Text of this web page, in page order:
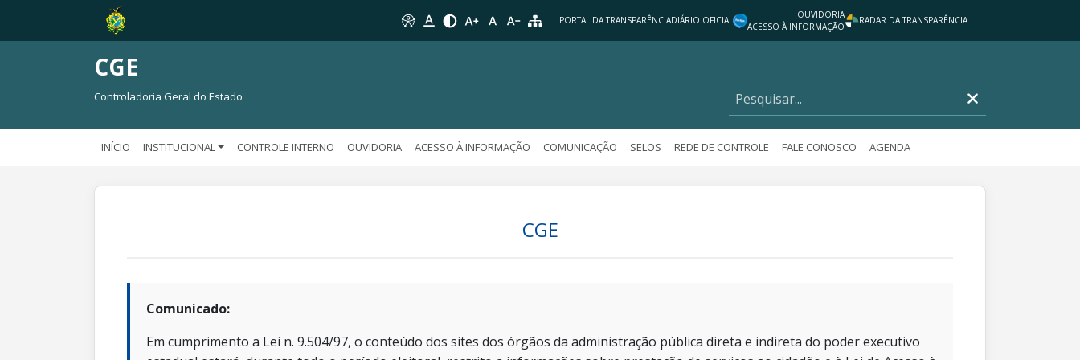
PORTAL DA TRANSPARÊNCIADIÁRIO OFICIAL
OUVIDORIA
ACESSO À INFORMAÇÃO
RADAR DA TRANSPARÊNCIA
CGE
Controladoria Geral do Estado
INÍCIO INSTITUCIONAL CONTROLE INTERNO OUVIDORIA ACESSO À INFORMAÇÃO COMUNICAÇÃO SELOS REDE DE CONTROLE FALE CONOSCO AGENDA
CGE
Comunicado:
Em cumprimento a Lei n. 9.504/97, o conteúdo dos sites dos órgãos da administração pública direta e indireta do poder executivo